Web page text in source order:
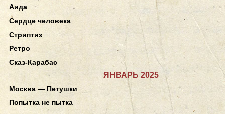
Аида
Сердце человека
Стриптиз
Ретро
Сказ-Карабас
ЯНВАРЬ 2025
Москва — Петушки
Попытка не пытка